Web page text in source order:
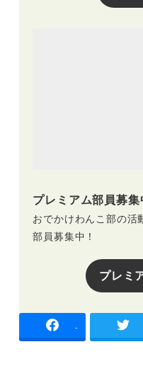
プレミアム部員募集
おでかけわんこ部の活
部員募集中！
プレミ
-